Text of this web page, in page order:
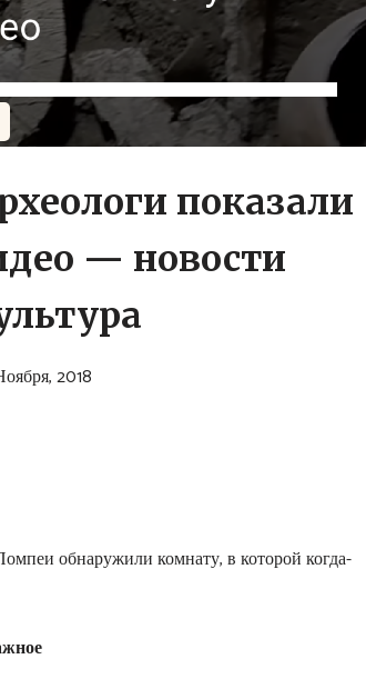
показали
— новости
2018
обнаружили комнату, в которой когда-